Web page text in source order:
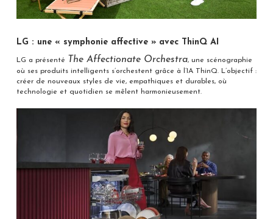
LG : une « symphonie affective » avec ThinQ AI
LG a présenté The Affectionate Orchestra, une scénographie
où ses produits intelligents s’orchestent grâce à l’IA ThinQ. L’objectif :
créer de nouveaux styles de vie, empathiques et durables, où
technologie et quotidien se mêlent harmonieusement.